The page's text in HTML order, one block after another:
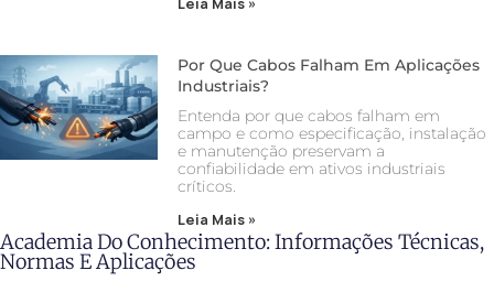
Leia Mais »
Por Que Cabos Falham Em Aplicações
Industriais?
Entenda por que cabos falham em
campo e como especificação, instalação
e manutenção preservam a
confiabilidade em ativos industriais
críticos.
Leia Mais »
Academia Do Conhecimento: Informações Técnicas,
Normas E Aplicações